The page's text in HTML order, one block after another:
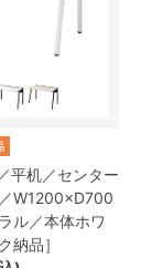
平机／センター
W1200×D700
ル／本体ホワ
納品］